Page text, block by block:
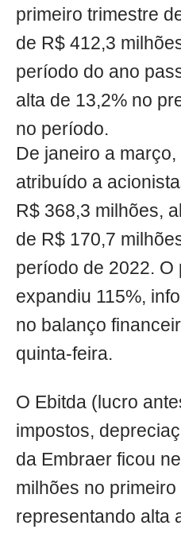
primeiro trimestre
de R$ 412,3
período do ano
alta de 13,2% no
no período.
De janeiro a
atribuído a
R$ 368,3 milhões,
de R$ 170,7
período de 2022. O
expandiu 115%,
no balanço
quinta-feira.
O Ebitda (lucro
impostos,
da Embraer ficou
milhões no primeiro
representando alta